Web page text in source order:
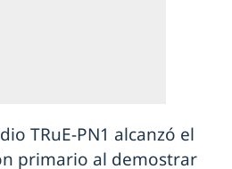
TRuE-PN1 alcanzó el
primario al demostrar